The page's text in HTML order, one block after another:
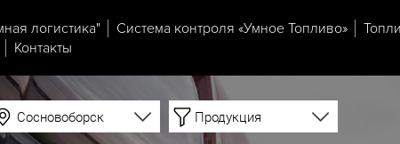
логистика" Система контроля «Умное Топливо»
Контакты
Сосновоборск Продукция